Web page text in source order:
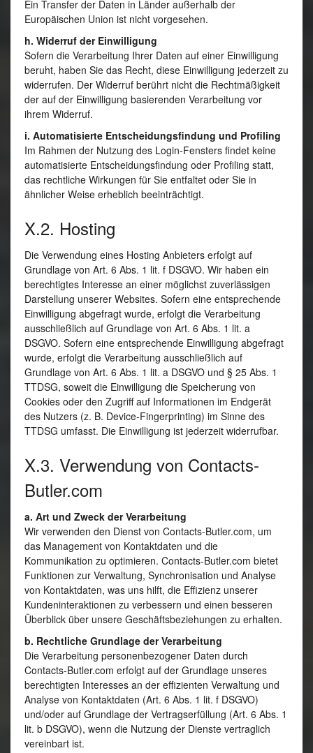
Ein Transfer der Daten in Länder außerhalb der
Europäischen Union ist nicht vorgesehen.
h. Widerruf der Einwilligung
Sofern die Verarbeitung Ihrer Daten auf einer Einwilligung
beruht, haben Sie das Recht, diese Einwilligung jederzeit zu
widerrufen. Der Widerruf berührt nicht die Rechtmäßigkeit
der auf der Einwilligung basierenden Verarbeitung vor
ihrem Widerruf.
i. Automatisierte Entscheidungsfindung und Profiling
Im Rahmen der Nutzung des Login-Fensters findet keine
automatisierte Entscheidungsfindung oder Profiling statt,
das rechtliche Wirkungen für Sie entfaltet oder Sie in
ähnlicher Weise erheblich beeinträchtigt.
X.2. Hosting
Die Verwendung eines Hosting Anbieters erfolgt auf
Grundlage von Art. 6 Abs. 1 lit. f DSGVO. Wir haben ein
berechtigtes Interesse an einer möglichst zuverlässigen
Darstellung unserer Websites. Sofern eine entsprechende
Einwilligung abgefragt wurde, erfolgt die Verarbeitung
ausschließlich auf Grundlage von Art. 6 Abs. 1 lit. a
DSGVO. Sofern eine entsprechende Einwilligung abgefragt
wurde, erfolgt die Verarbeitung ausschließlich auf
Grundlage von Art. 6 Abs. 1 lit. a DSGVO und § 25 Abs. 1
TTDSG, soweit die Einwilligung die Speicherung von
Cookies oder den Zugriff auf Informationen im Endgerät
des Nutzers (z. B. Device-Fingerprinting) im Sinne des
TTDSG umfasst. Die Einwilligung ist jederzeit widerrufbar.
X.3. Verwendung von Contacts-
Butler.com
a. Art und Zweck der Verarbeitung
Wir verwenden den Dienst von Contacts-Butler.com, um
das Management von Kontaktdaten und die
Kommunikation zu optimieren. Contacts-Butler.com bietet
Funktionen zur Verwaltung, Synchronisation und Analyse
von Kontaktdaten, was uns hilft, die Effizienz unserer
Kundeninteraktionen zu verbessern und einen besseren
Überblick über unsere Geschäftsbeziehungen zu erhalten.
b. Rechtliche Grundlage der Verarbeitung
Die Verarbeitung personenbezogener Daten durch
Contacts-Butler.com erfolgt auf der Grundlage unseres
berechtigten Interesses an der effizienten Verwaltung und
Analyse von Kontaktdaten (Art. 6 Abs. 1 lit. f DSGVO)
und/oder auf Grundlage der Vertragserfüllung (Art. 6 Abs. 1
lit. b DSGVO), wenn die Nutzung der Dienste vertraglich
vereinbart ist.